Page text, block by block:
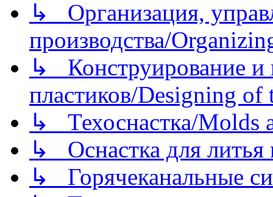
↳ Организация,
производства/
↳ Конструирование и
пластиков/Designing of
↳ Техоснастка/Molds
↳ Оснастка для литья
↳ Горячеканальные